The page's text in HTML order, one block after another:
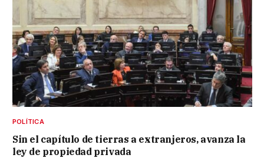
POLÍTICA
Sin el capítulo de tierras a extranjeros, avanza la
ley de propiedad privada